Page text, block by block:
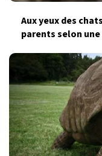
Aux yeux des
parents selon